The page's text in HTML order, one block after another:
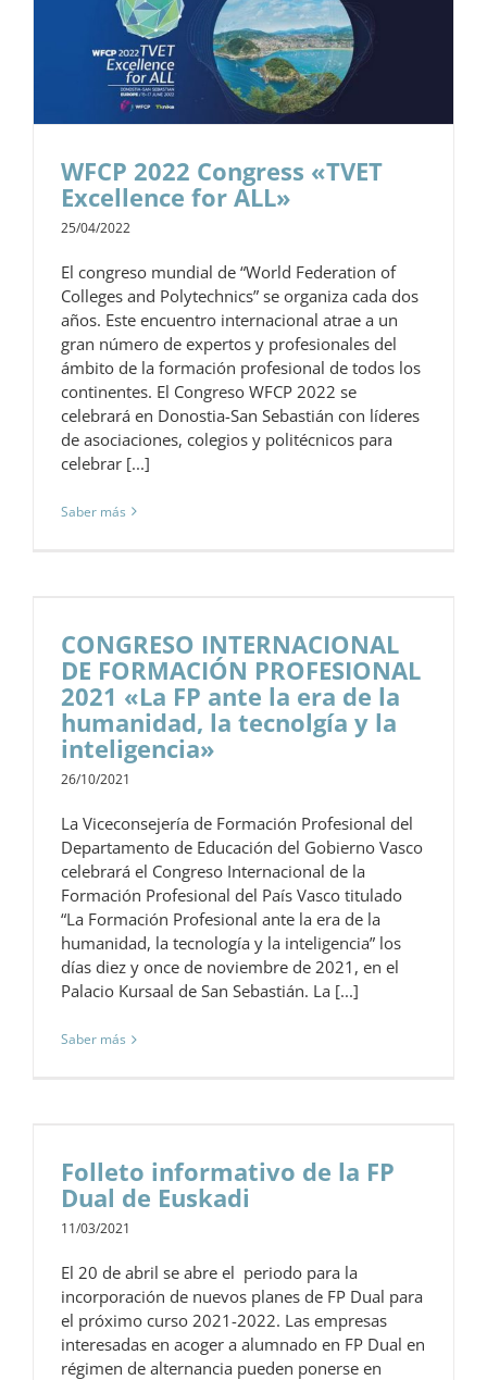
WFCP 2022 Congress «TVET
Excellence for ALL»
25/04/2022
El congreso mundial de “World Federation of
Colleges and Polytechnics” se organiza cada dos
años. Este encuentro internacional atrae a un
gran número de expertos y profesionales del
ámbito de la formación profesional de todos los
continentes. El Congreso WFCP 2022 se
celebrará en Donostia-San Sebastián con líderes
de asociaciones, colegios y politécnicos para
celebrar [...]
Saber más
CONGRESO INTERNACIONAL
DE FORMACIÓN PROFESIONAL
2021 «La FP ante la era de la
humanidad, la tecnolgía y la
inteligencia»
26/10/2021
La Viceconsejería de Formación Profesional del
Departamento de Educación del Gobierno Vasco
celebrará el Congreso Internacional de la
Formación Profesional del País Vasco titulado
“La Formación Profesional ante la era de la
humanidad, la tecnología y la inteligencia” los
días diez y once de noviembre de 2021, en el
Palacio Kursaal de San Sebastián. La [...]
Saber más
Folleto informativo de la FP
Dual de Euskadi
11/03/2021
El 20 de abril se abre el periodo para la
incorporación de nuevos planes de FP Dual para
el próximo curso 2021-2022. Las empresas
interesadas en acoger a alumnado en FP Dual en
régimen de alternancia pueden ponerse en